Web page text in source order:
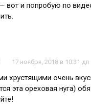
вот и попробую по
17 ноября, 2018 в 10:31 дп
хрустящими очень
эта ореховая нуга)